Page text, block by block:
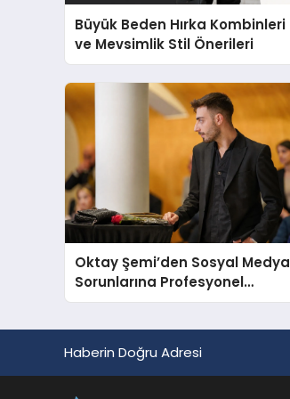
Büyük Beden Hırka Kombinleri
ve Mevsimlik Stil Önerileri
Oktay Şemi’den Sosyal Medya
Sorunlarına Profesyonel
Müdahale ve Hızlı Çözüm
Haberin Doğru Adresi